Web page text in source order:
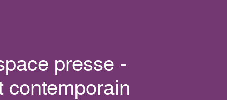
presse -
contemporain